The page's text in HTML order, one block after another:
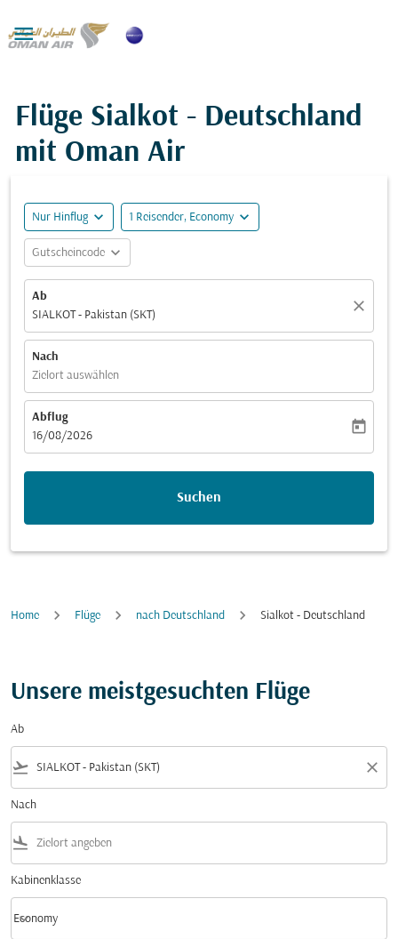

Flüge Sialkot - Deutschland
mit Oman Air
Nur Hinflug expand_more 1 Reisender, Economy expand_more
Gutscheincode expand_more
Ab
SIALKOT - Pakistan (SKT)
close
Nach
Zielort auswählen
Abflug
fc-booking-departure-date-aria-label
16/08/2026
today
Suchen
Home Flüge nach Deutschland Sialkot - Deutschland
Unsere meistgesuchten Flüge
Ab
flight_takeoff close
Nach
flight_land
Kabinenklasse
Kabinenklasse option Economy Selected
Economy
keyboard_arrow_down